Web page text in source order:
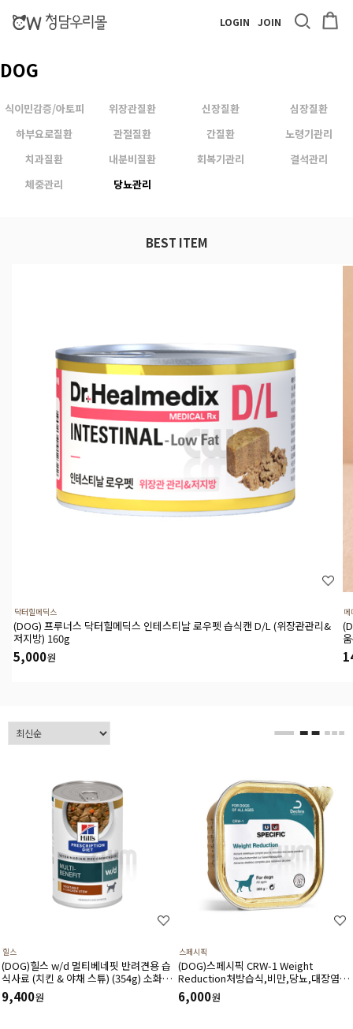
LOGIN JOIN
DOG
식이민감증/아토피 위장관질환 신장질환
심장질환
하부요로질환
관절질환 간질환
노령기관리
치과질환
내분비질환 회복기관리
결석관리
체중관리
당뇨관리
BEST ITEM
닥터힐메딕스
(DOG) 프루너스 닥터힐메딕스 인테스티날 로우펫 습식캔 D/L (위장관관리&
저지방) 160g
5,000원
메
힐스
(DOG)힐스 w/d 멀티베네핏 반려견용 습
식사료 (치킨 & 야채 스튜) (354g) 소화기
건강,체중관리,혈당관리,비뇨기관리-처
방습식,처방캔
9,400원
스페시픽
(DOG)스페시픽 CRW-1 Weight
Reduction처방습식,비만,당뇨,대장염
(300g*6ea)
6,000원